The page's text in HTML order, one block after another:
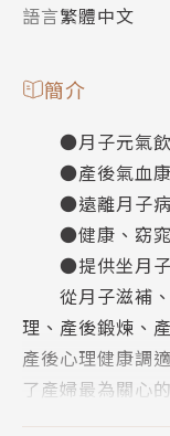
語言繁體中文
簡介
●月子元氣飲
●產後氣血
●遠離月子病
●健康、窈窕
●提供坐月子
從月子滋補、
理、產後鍛煉、
產後心理健康調
了產婦最為關心